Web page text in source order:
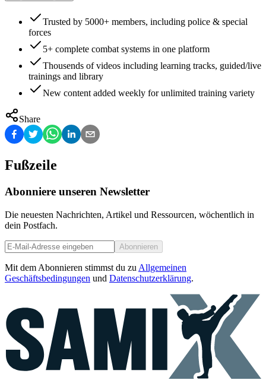
Trusted by 5000+ members, including police & special
forces
5+ complete combat systems in one platform
Thousends of videos including learning tracks, guided/live
trainings and library
New content added weekly for unlimited training variety
Share
Fußzeile
Abonniere unseren Newsletter
Die neuesten Nachrichten, Artikel und Ressourcen, wöchentlich in
dein Postfach.
Abonnieren
Mit dem Abonnieren stimmst du zu Allgemeinen
Geschäftsbedingungen und Datenschutzerklärung.